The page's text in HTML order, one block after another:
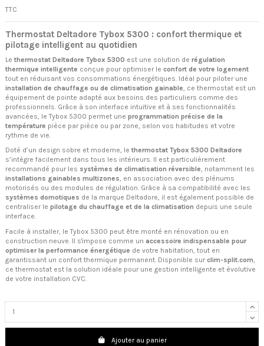
TTC
Thermostat Deltadore Tybox 5300 : confort thermique et
pilotage intelligent au quotidien
Le thermostat Deltadore Tybox 5300 est une solution de régulation
thermique intelligente conçue pour optimiser le confort de votre logement
tout en réduisant vos consommations énergétiques. Idéal pour piloter une
installation de chauffage ou de climatisation gainable , ce thermostat est un
équipement de pointe adapté aux besoins des particuliers comme des
professionnels. Grâce à son interface intuitive et à ses fonctionnalités
avancées, le Tybox 5300 permet une programmation précise de la
température pièce par pièce ou par zone, selon vos habitudes et votre
rythme de vie.
Doté d’un design sobre et moderne, le thermostat Tybox 5300 Deltadore
s’intègre facilement dans tous les intérieurs. Il est particulièrement
recommandé pour les systèmes de climatisation réversible, notamment les
installations gainables multizones, en association avec des plénums
motorisés ou des modules de régulation. Grâce à sa compatibilité avec les
systèmes domotiques de la marque Deltadore, il est également possible de
centraliser le pilotage du chauffage et de la climatisation depuis une seule
interface.
Facile à installer, le Tybox 5300 peut être monté en rénovation ou en
construction neuve. Il s'impose comme un accessoire indispensable pour
optimiser la performance énergétique de votre habitation, tout en
garantissant un confort thermique permanent. Disponible sur clim-split.com,
ce thermostat est la solution idéale pour une gestion intelligente et évolutive
de votre installation CVC.
Ajouter au panier